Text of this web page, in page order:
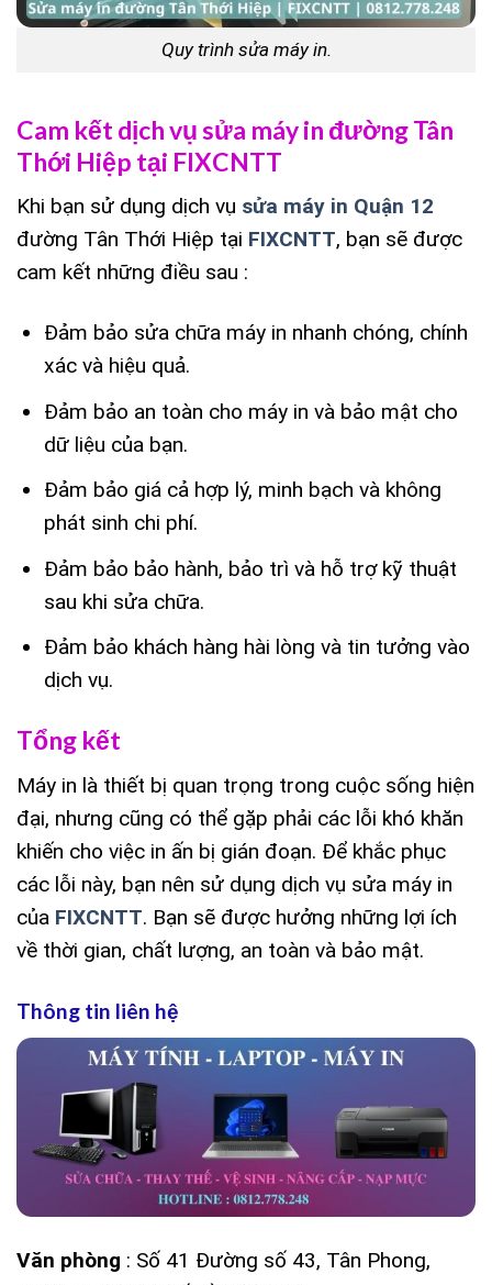
Quy trình sửa máy in.
Cam kết dịch vụ sửa máy in đường Tân
Thới Hiệp tại FIXCNTT
Khi bạn sử dụng dịch vụ sửa máy in Quận 12
đường Tân Thới Hiệp tại FIXCNTT, bạn sẽ được
cam kết những điều sau :
Đảm bảo sửa chữa máy in nhanh chóng, chính
xác và hiệu quả.
Đảm bảo an toàn cho máy in và bảo mật cho
dữ liệu của bạn.
Đảm bảo giá cả hợp lý, minh bạch và không
phát sinh chi phí.
Đảm bảo bảo hành, bảo trì và hỗ trợ kỹ thuật
sau khi sửa chữa.
Đảm bảo khách hàng hài lòng và tin tưởng vào
dịch vụ.
Tổng kết
Máy in là thiết bị quan trọng trong cuộc sống hiện
đại, nhưng cũng có thể gặp phải các lỗi khó khăn
khiến cho việc in ấn bị gián đoạn. Để khắc phục
các lỗi này, bạn nên sử dụng dịch vụ sửa máy in
của FIXCNTT. Bạn sẽ được hưởng những lợi ích
về thời gian, chất lượng, an toàn và bảo mật.
Thông tin liên hệ
Văn phòng : Số 41 Đường số 43, Tân Phong,